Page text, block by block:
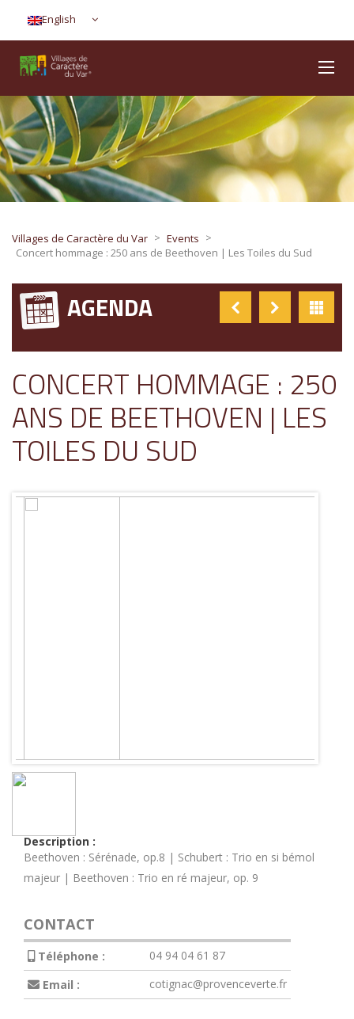
English
Villages de Caractère du Var > Events >
Concert hommage : 250 ans de Beethoven | Les Toiles du Sud
AGENDA
CONCERT HOMMAGE : 250
ANS DE BEETHOVEN | LES
TOILES DU SUD
Description :
Beethoven : Sérénade, op.8 | Schubert : Trio en si bémol
majeur | Beethoven : Trio en ré majeur, op. 9
CONTACT
Téléphone :
04 94 04 61 87
Email :
cotignac@provenceverte.fr